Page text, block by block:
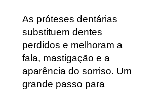
As próteses dentárias
substituem dentes
perdidos e melhoram a
fala, mastigação e a
aparência do sorriso. Um
grande passo para